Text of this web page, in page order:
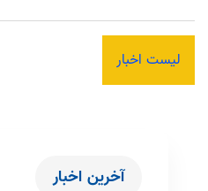
لیست اخبار
آخرین اخبار